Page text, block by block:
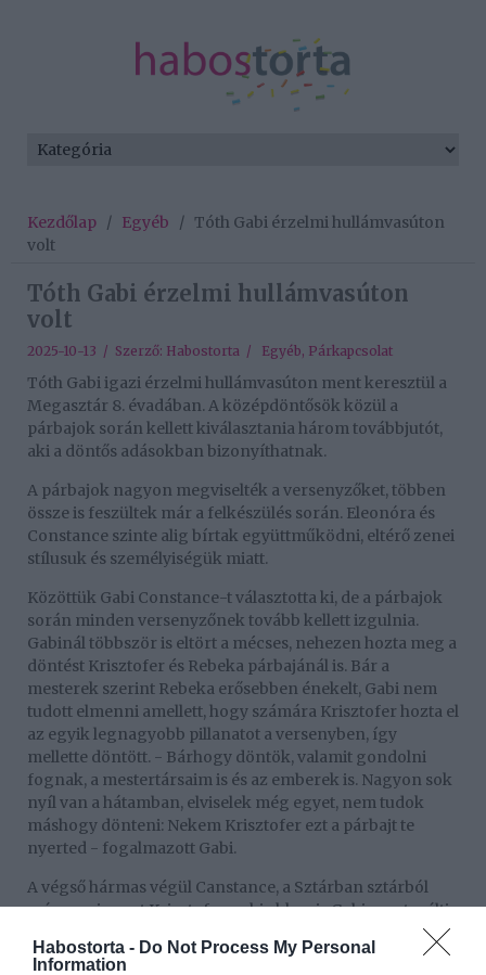
Habostorta - Do Not Process My Personal
Information
Kezdőlap / Egyéb / Tóth Gabi érzelmi hullámvasúton
volt
Tóth Gabi érzelmi hullámvasúton
volt
2025-10-13 / Szerző: Habostorta / Egyéb, Párkapcsolat
Tóth Gabi igazi érzelmi hullámvasúton ment keresztül a
Megasztár 8. évadában. A középdöntősök közül a
párbajok során kellett kiválasztania három továbbjutót,
aki a döntős adásokban bizonyíthatnak.
A párbajok nagyon megviselték a versenyzőket, többen
össze is feszültek már a felkészülés során. Eleonóra és
Constance szinte alig bírtak együttműködni, eltérő zenei
stílusuk és személyiségük miatt.
Közöttük Gabi Constance-t választotta ki, de a párbajok
során minden versenyzőnek tovább kellett izgulnia.
Gabinál többször is eltört a mécses, nehezen hozta meg a
döntést Krisztofer és Rebeka párbajánál is. Bár a
mesterek szerint Rebeka erősebben énekelt, Gabi nem
tudott elmenni amellett, hogy számára Krisztofer hozta el
az egyik legnagyobb pillanatot a versenyben, így
mellette döntött. - Bárhogy döntök, valamit gondolni
fognak, a mestertársaim is és az emberek is. Nagyon sok
nyíl van a hátamban, elviselek még egyet, nem tudok
máshogy dönteni: Nekem Krisztofer ezt a párbajt te
nyerted - fogalmazott Gabi.
A végső hármas végül Canstance, a Sztárban sztárból
már megismert Krisztofer - aki akkor is Gabi mentoráltja
Kamilla is lehengerelte a zsűrit, Marics Peti már majdnem